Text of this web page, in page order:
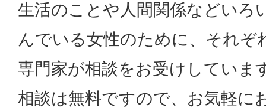
生活のことや人間関係などいろ
んでいる女性のために、それぞ
専門家が相談をお受けしていま
相談は無料ですので、お気軽に